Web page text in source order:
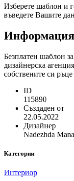
Изберете шаблон и
въведете Вашите
Безплатен шаблон
дизайнерска
собствените си
ID
115890
Създаден от
22.05.2022
Дизайнер
Nadezhda
Категории
Интериор